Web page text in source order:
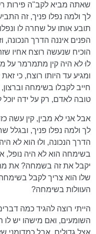
שאתה מביא לקב"ה פירות
לך ולמה נפלו פניך, זה
תובע אותו על שחרה לו
הפנים איננה הדרך הנכונה,
הוכיח שנעשה רוצח אחיו
לוּ לא היה קין מתמרמר על
ומגיע עד היותו רוצח, כי
חייב לקבלו בשימחה
טובה לאדם, רק על ידה יוכל
אבל אני לא מבין, קין עשה
לך ולמה נפלו פניך, ובגלל
הדרך הנכונה, ולוּ הוא לא
בשימחה הוא לא היה נופל,
יקבל את זה בשמחה? את
שלו הוא צריך לקבל
העוולות בשימחה?
הייתי רוצה להגיד כמה
השומעים, ואם מישהו יש לו
אצל גדולים, אבל כמדומני